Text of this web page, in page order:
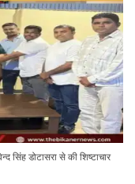
सिंह डोटासरा से की शिष्टाचार